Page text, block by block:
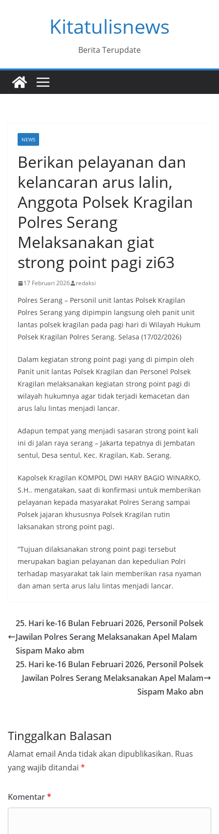
Kitatulisnews
Berita Terupdate
NEWS
Berikan pelayanan dan
kelancaran arus lalin,
Anggota Polsek Kragilan
Polres Serang
Melaksanakan giat
strong point pagi zi63
17 Februari 2026 redaksi
Polres Serang – Personil unit lantas Polsek Kragilan
Polres Serang yang dipimpin langsung oleh panit unit
lantas polsek kragilan pada pagi hari di Wilayah Hukum
Polsek Kragilan Polres Serang. Selasa (17/02/2026)
Dalam kegiatan strong point pagi yang di pimpin oleh
Panit unit lantas Polsek Kragilan dan Personel Polsek
Kragilan melaksanakan kegiatan strong point pagi di
wilayah hukumnya agar tidak terjadi kemacetan dan
arus lalu lintas menjadi lancar.
Adapun tempat yang menjadi sasaran strong point kali
ini di Jalan raya serang – Jakarta tepatnya di Jembatan
sentul, Desa sentul, Kec. Kragilan, Kab. Serang.
Kapolsek Kragilan KOMPOL DWI HARY BAGIO WINARKO,
S.H.. mengatakan, saat di konfirmasi untuk memberikan
pelayanan kepada masyarakat Polres Serang sampai
Polsek jajaran khususnya Polsek Kragilan rutin
laksanakan strong point pagi.
”Tujuan dilaksanakan strong point pagi tersebut
merupakan bagian pelayanan dan kepedulian Polri
terhadap masyarakat tak lain memberikan rasa nyaman
dan aman serta arus lalu lintas menjadi lancar.
25. Hari ke-16 Bulan Februari 2026, Personil Polsek
Jawilan Polres Serang Melaksanakan Apel Malam
Sispam Mako abm
25. Hari ke-16 Bulan Februari 2026, Personil Polsek
Jawilan Polres Serang Melaksanakan Apel Malam
Sispam Mako abn
Tinggalkan Balasan
Alamat email Anda tidak akan dipublikasikan. Ruas
yang wajib ditandai *
Komentar*